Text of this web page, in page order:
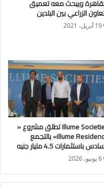
ويبحث معه تعميق
الزراعي بين البلدين
19 أبريل، 2021
Illume Societies تطلق مشروع «
Illume Residence» بالتجمع
باستثمارات 4.5 مليار جنيه
6 يونيو، 2026